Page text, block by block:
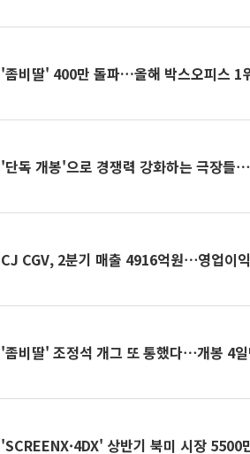
'좀비딸' 400만 돌파…올해 박스오피스 1
'단독 개봉'으로 경쟁력 강화하는 극장들
CJ CGV, 2분기 매출 4916억원⋯영업이
'좀비딸' 조정석 개그 또 통했다⋯개봉 4
'SCREENX·4DX' 상반기 북미 시장